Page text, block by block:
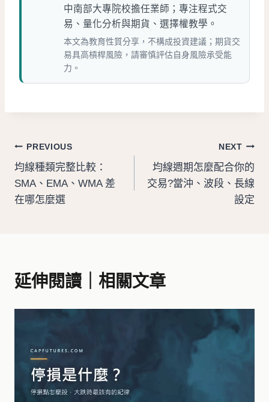
中南部大專院校擔任業師；專注程式交
易、量化分析與期貨、選擇權教學。
本文為教育性質分享，不構成投資建議；期貨交
易具高槓桿風險，請審慎評估自身風險承受能
力。
文
章
導
PREVIOUS
均線種類完整比較：
SMA、EMA、WMA 差
在哪怎麼選
NEXT
均線週期怎麼配合你的
交易?當沖、波段、長線
設定
延伸閱讀｜相關文章